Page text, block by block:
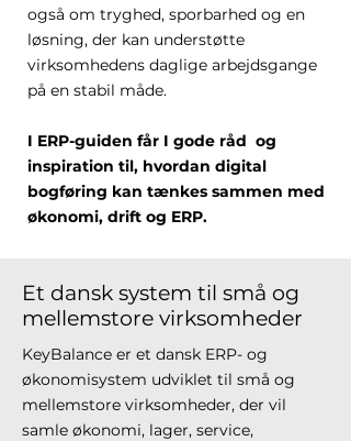
også om tryghed, sporbarhed og en
løsning, der kan understøtte
virksomhedens daglige arbejdsgange
på en stabil måde.
I ERP-guiden får I gode råd og
inspiration til, hvordan digital
bogføring kan tænkes sammen med
økonomi, drift og ERP.
Et dansk system til små og
mellemstore virksomheder
KeyBalance er et dansk ERP- og
økonomisystem udviklet til små og
mellemstore virksomheder, der vil
samle økonomi, lager, service,